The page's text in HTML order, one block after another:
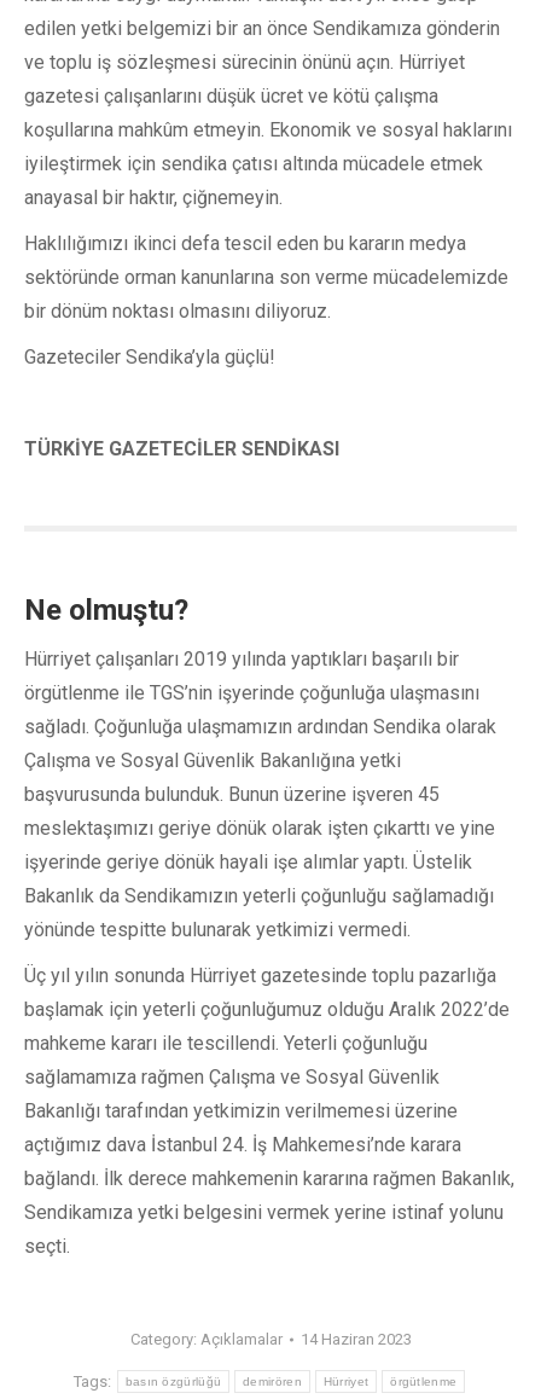
edilen yetki belgemizi bir an önce Sendikamıza gönderin
ve toplu iş sözleşmesi sürecinin önünü açın. Hürriyet
gazetesi çalışanlarını düşük ücret ve kötü çalışma
koşullarına mahkûm etmeyin. Ekonomik ve sosyal haklarını
iyileştirmek için sendika çatısı altında mücadele etmek
anayasal bir haktır, çiğnemeyin.
Haklılığımızı ikinci defa tescil eden bu kararın medya
sektöründe orman kanunlarına son verme mücadelemizde
bir dönüm noktası olmasını diliyoruz.
Gazeteciler Sendika’yla güçlü!
TÜRKİYE GAZETECİLER SENDİKASI
Ne olmuştu?
Hürriyet çalışanları 2019 yılında yaptıkları başarılı bir
örgütlenme ile TGS’nin işyerinde çoğunluğa ulaşmasını
sağladı. Çoğunluğa ulaşmamızın ardından Sendika olarak
Çalışma ve Sosyal Güvenlik Bakanlığına yetki
başvurusunda bulunduk. Bunun üzerine işveren 45
meslektaşımızı geriye dönük olarak işten çıkarttı ve yine
işyerinde geriye dönük hayali işe alımlar yaptı. Üstelik
Bakanlık da Sendikamızın yeterli çoğunluğu sağlamadığı
yönünde tespitte bulunarak yetkimizi vermedi.
Üç yıl yılın sonunda Hürriyet gazetesinde toplu pazarlığa
başlamak için yeterli çoğunluğumuz olduğu Aralık 2022’de
mahkeme kararı ile tescillendi. Yeterli çoğunluğu
sağlamamıza rağmen Çalışma ve Sosyal Güvenlik
Bakanlığı tarafından yetkimizin verilmemesi üzerine
açtığımız dava İstanbul 24. İş Mahkemesi’nde karara
bağlandı. İlk derece mahkemenin kararına rağmen Bakanlık,
Sendikamıza yetki belgesini vermek yerine istinaf yolunu
seçti.
Category: Açıklamalar 14 Haziran 2023
Tags: basın özgürlüğü demirören Hürriyet örgütlenme